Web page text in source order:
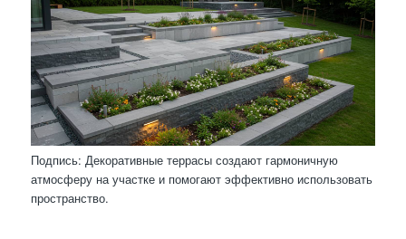
Подпись: Декоративные террасы создают гармоничную
атмосферу на участке и помогают эффективно использовать
пространство.